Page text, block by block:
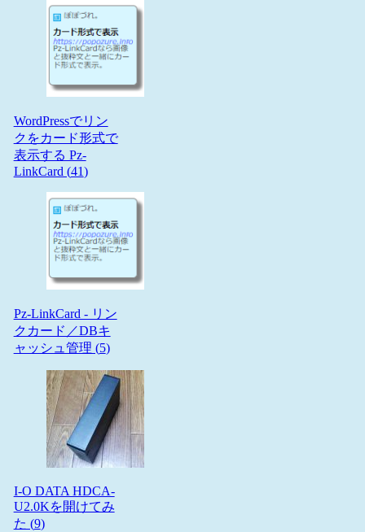
WordPressでリン
クをカード形式で
表示する Pz-
LinkCard (41)
Pz-LinkCard - リン
クカード／DBキ
ャッシュ管理 (5)
I-O DATA HDCA-
U2.0Kを開けてみ
た (9)